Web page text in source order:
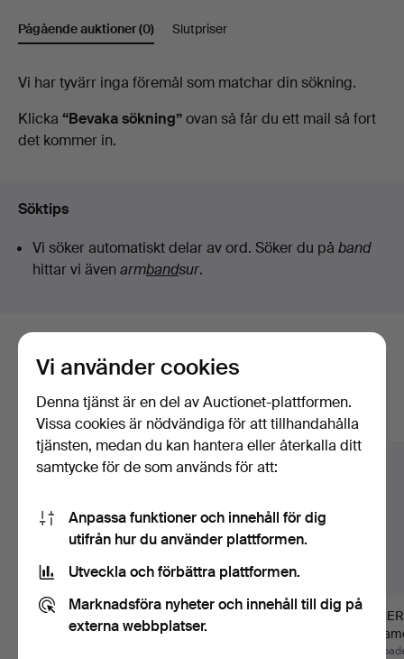
på
Auktioner
Pågående auktioner(0) Slutpriser
Pågående
auktioner
Vi har tyvärr inga föremål som matchar din sökning.
Klicka “Bevaka sökning”ovan så får du ett mail så fort
det kommer in.
Söktips
Vi söker automatiskt delar av ord. Söker du på band
hittar vi även armbandsur.
Här är föremål från vårt arkiv som
matchar din sökning
Visa alla föremål
ZEISS. Kamera, cirka
1937, "Contax II" med…
Retina Reflex III Ko…
Vi använder cookies
Denna tjänst är en del av Auctionet-plattformen.
Vissa cookies är nödvändiga för att tillhandahålla
tjänsten, medan du kan hantera eller återkalla ditt
samtycke för de som används för att:
Anpassa funktioner och innehåll för dig
utifrån hur du använder plattformen.
Utveckla och förbättra plattformen.
Marknadsföra nyheter och innehåll till dig på
externa webbplatser.